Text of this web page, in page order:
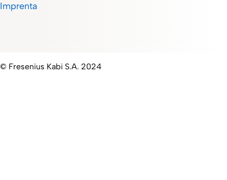
Imprenta
© Fresenius Kabi S.A. 2024